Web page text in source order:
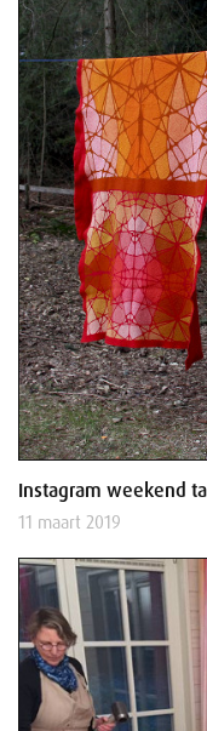
Instagram weekend
11 maart 2019